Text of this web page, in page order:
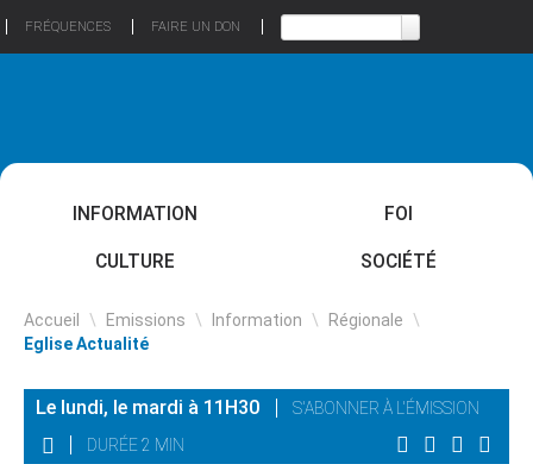
FRÉQUENCES FAIRE UN DON
INFORMATION FOI
CULTURE SOCIÉTÉ
Accueil \ Emissions \ Information \ Régionale \
Eglise Actualité
Le lundi, le mardi à 11H30
S'ABONNER À L'ÉMISSION
DURÉE 2 MIN